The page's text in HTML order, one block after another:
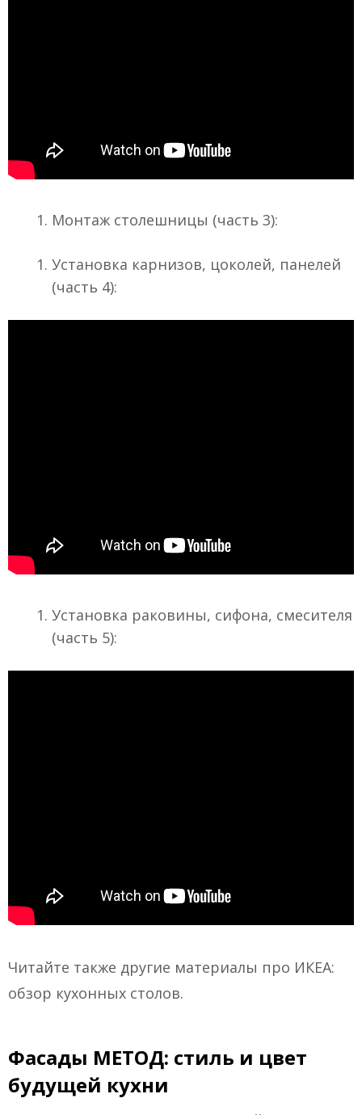
Монтаж столешницы (часть 3):
Установка карнизов, цоколей, панелей
(часть 4):
Установка раковины, сифона, смесителя
(часть 5):
Читайте также другие материалы про ИКЕА:
обзор кухонных столов.
Фасады МЕТОД: стиль и цвет
будущей кухни